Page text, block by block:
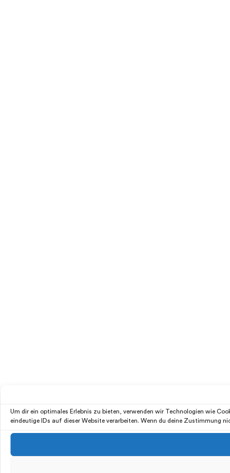
Um dir ein optimales Erlebnis zu bieten, verwenden wir Technologien wie
eindeutige IDs auf dieser Website verarbeiten. Wenn du deine Zustimmung